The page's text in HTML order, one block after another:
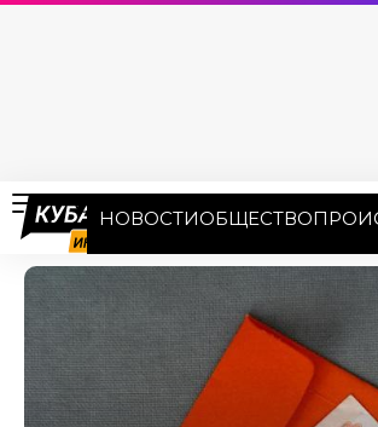
НОВОСТИОБЩЕСТВО